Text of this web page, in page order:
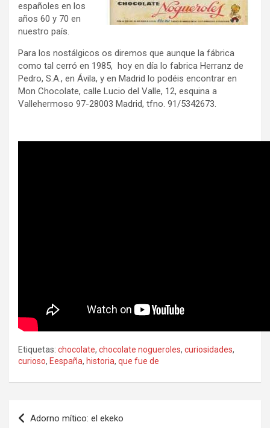
españoles en los
años 60 y 70 en
nuestro país.
Para los nostálgicos os diremos que aunque la fábrica
como tal cerró en 1985, hoy en día lo fabrica Herranz de
Pedro, S.A., en Ávila, y en Madrid lo podéis encontrar en
Mon Chocolate, calle Lucio del Valle, 12, esquina a
Vallehermoso 97-28003 Madrid, tfno. 91/5342673.
Etiquetas: chocolate, chocolate nogueroles, curiosidades,
curioso, Eespaña, historia, que fue de
Navegación
Adorno mítico: el ekeko